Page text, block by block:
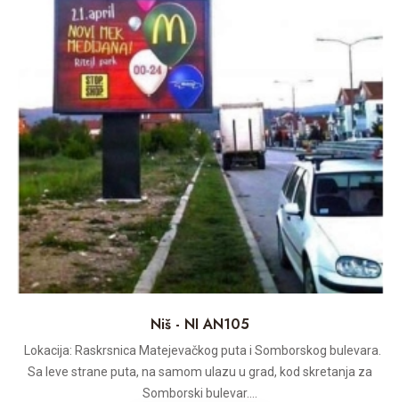
Niš - NI AN105
Lokacija: Raskrsnica Matejevačkog puta i Somborskog bulevara.
Sa leve strane puta, na samom ulazu u grad, kod skretanja za
Somborski bulevar....